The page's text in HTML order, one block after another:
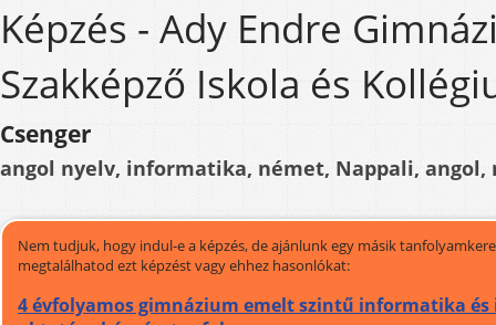
Képzés - Ady Endre
Szakképző Iskola és
Csenger
angol nyelv, informatika, német, Nappali, angol,
Nem tudjuk, hogy indul-e a képzés, de ajánlunk egy másik
megtalálhatod ezt képzést vagy ehhez hasonlókat:
4 évfolyamos gimnázium emelt szintű informatika és